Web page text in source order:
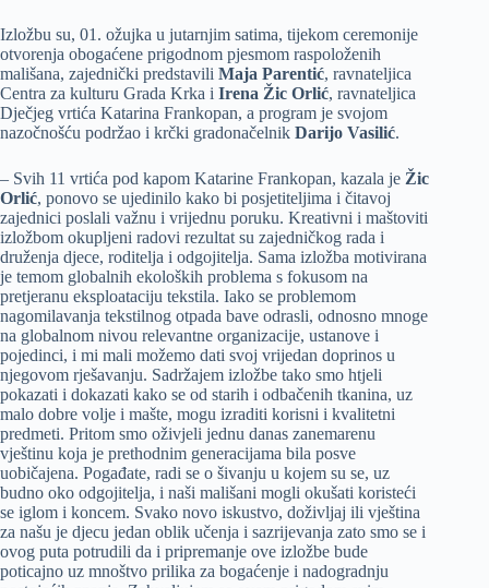
Izložbu su, 01. ožujka u jutarnjim satima, tijekom ceremonije
otvorenja obogaćene prigodnom pjesmom raspoloženih
mališana, zajednički predstavili Maja Parentić, ravnateljica
Centra za kulturu Grada Krka i Irena Žic Orlić, ravnateljica
Dječjeg vrtića Katarina Frankopan, a program je svojom
nazočnošću podržao i krčki gradonačelnik Darijo Vasilić.
– Svih 11 vrtića pod kapom Katarine Frankopan, kazala je Žic
Orlić, ponovo se ujedinilo kako bi posjetiteljima i čitavoj
zajednici poslali važnu i vrijednu poruku. Kreativni i maštoviti
izložbom okupljeni radovi rezultat su zajedničkog rada i
druženja djece, roditelja i odgojitelja. Sama izložba motivirana
je temom globalnih ekoloških problema s fokusom na
pretjeranu eksploataciju tekstila. Iako se problemom
nagomilavanja tekstilnog otpada bave odrasli, odnosno mnoge
na globalnom nivou relevantne organizacije, ustanove i
pojedinci, i mi mali možemo dati svoj vrijedan doprinos u
njegovom rješavanju. Sadržajem izložbe tako smo htjeli
pokazati i dokazati kako se od starih i odbačenih tkanina, uz
malo dobre volje i mašte, mogu izraditi korisni i kvalitetni
predmeti. Pritom smo oživjeli jednu danas zanemarenu
vještinu koja je prethodnim generacijama bila posve
uobičajena. Pogađate, radi se o šivanju u kojem su se, uz
budno oko odgojitelja, i naši mališani mogli okušati koristeći
se iglom i koncem. Svako novo iskustvo, doživljaj ili vještina
za našu je djecu jedan oblik učenja i sazrijevanja zato smo se i
ovog puta potrudili da i pripremanje ove izložbe bude
poticajno uz mnoštvo prilika za bogaćenje i nadogradnju